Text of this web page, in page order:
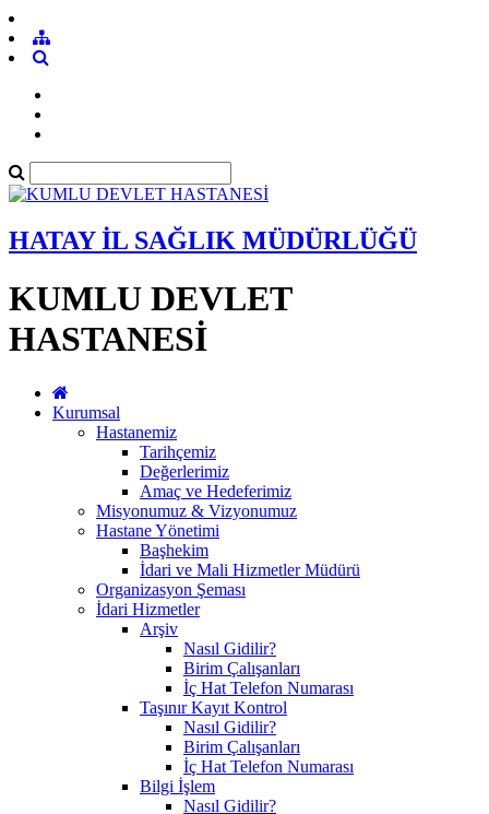
HATAY İL SAĞLIK MÜDÜRLÜĞÜ
KUMLU DEVLET
HASTANESİ
Kurumsal
Hastanemiz
Tarihçemiz
Değerlerimiz
Amaç ve Hedeferimiz
Misyonumuz & Vizyonumuz
Hastane Yönetimi
Başhekim
İdari ve Mali Hizmetler Müdürü
Organizasyon Şeması
İdari Hizmetler
Arşiv
Nasıl Gidilir?
Birim Çalışanları
İç Hat Telefon Numarası
Taşınır Kayıt Kontrol
Nasıl Gidilir?
Birim Çalışanları
İç Hat Telefon Numarası
Bilgi İşlem
Nasıl Gidilir?